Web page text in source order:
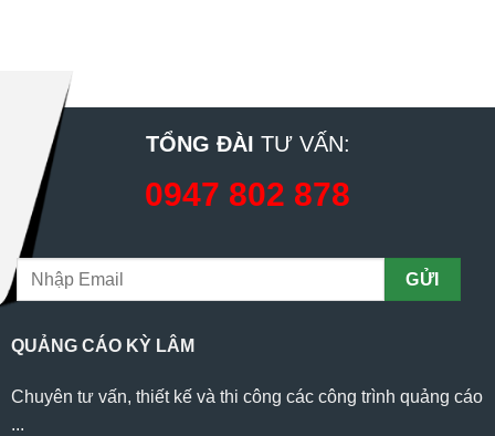
TỔNG ĐÀI TƯ VẤN:
0947 802 878
QUẢNG CÁO KỲ LÂM
Chuyên tư vấn, thiết kế và thi công các công trình quảng cáo
...